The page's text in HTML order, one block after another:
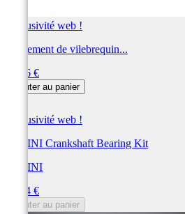
Exclusivité web !
Roulement de vilebrequin...
52,66 €
Ajouter au panier
Exclusivité web !
POLINI Crankshaft Bearing Kit
POLINI
52,24 €
Ajouter au panier